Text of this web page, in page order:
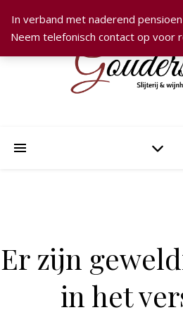
Er zijn
in het
In verband met naderend
Neem telefonisch contact op voor